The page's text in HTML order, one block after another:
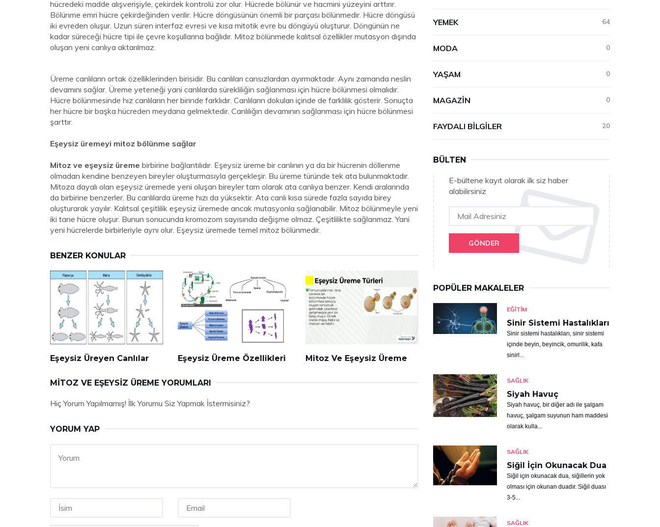
hücredeki madde alışverişiyle, çekirdek kontrolü zor olur. Hücrede bölünür ve hacmini yüzeyini arttırır.
Bölünme emri hücre çekirdeğinden verilir. Hücre döngüsünün önemli bir parçası bölünmedir. Hücre döngüsü
iki evreden oluşur. Uzun süren interfaz evresi ve kısa mitotik evre bu döngüyü oluşturur. Döngünün ne
kadar süreceği hücre tipi ile çevre koşullarına bağlıdır. Mitoz bölünmede kalıtsal özellikler mutasyon dışında
oluşan yeni canlıya aktarılmaz.
Üreme canlıların ortak özelliklerinden birisidir. Bu canlıları cansızlardan ayırmaktadır. Aynı zamanda neslin
devamını sağlar. Üreme yeteneği yani canlılarda sürekliliğin sağlanması için hücre bölünmesi olmalıdır.
Hücre bölünmesinde hız canlıların her birinde farklıdır. Canlıların dokuları içinde de farklılık gösterir. Sonuçta
her hücre bir başka hücreden meydana gelmektedir. Canlılığın devamının sağlanması için hücre bölünmesi
şarttır.
Eşeysiz üremeyi mitoz bölünme sağlar
Mitoz ve eşeysiz üreme birbirine bağlantılıdır. Eşeysiz üreme bir canlının ya da bir hücrenin döllenme
olmadan kendine benzeyen bireyler oluşturmasıyla gerçekleşir. Bu üreme türünde tek ata bulunmaktadır.
Mitoza dayalı olan eşeysiz üremede yeni oluşan bireyler tam olarak ata canlıya benzer. Kendi aralarında
da birbirine benzerler. Bu canlılarda üreme hızı da yüksektir. Ata canlı kısa sürede fazla sayıda birey
oluşturarak yayılır. Kalıtsal çeşitlilik eşeysiz üremede ancak mutasyonla sağlanabilir. Mitoz bölünmeyle yeni
iki tane hücre oluşur. Bunun sonucunda kromozom sayısında değişme olmaz. Çeşitlilikte sağlanmaz. Yani
yeni hücrelerde birbirleriyle aynı olur. Eşeysiz üremede temel mitoz bölünmedir.
BENZER KONULAR
Eşeysiz Üreyen Canlılar Eşeysiz Üreme Özellikleri Mitoz Ve Eşeysiz Üreme
MITOZ VE EŞEYSIZ ÜREME YORUMLARI
Hiç Yorum Yapılmamış! İlk Yorumu Siz Yapmak İstermisiniz?
YORUM YAP
YEMEK 64
MODA 0
YAŞAM 0
MAGAZIN 0
FAYDALI BILGILER 20
BÜLTEN
E-bültene kayıt olarak ilk siz haber
alabilirsiniz
GÖNDER
POPÜLER MAKALELER
EĞITIM
Sinir Sistemi Hastalıkları
Sinir sistemi hastalıkları, sinir sistemi
içinde beyin, beyincik, omurilik, kafa
sinirl...
SAĞLIK
Siyah Havuç
Siyah havuç, bir diğer adı ile şalgam
havuç, şalgam suyunun ham maddesi
olarak kulla...
SAĞLIK
Siğil İçin Okunacak Dua
Siğil için okunacak dua, siğillerin yok
olması için okunan duadır. Siğil duası
3-5...
SAĞLIK